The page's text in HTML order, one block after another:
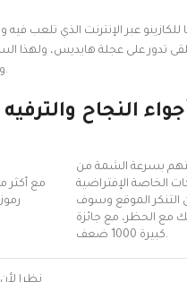
عبر الإنترنت الذي تلعب فيه
تدور على عجلة هايديس، ولهذا
والتصرف وفقا للإرشادات المقدمة.
النجاح والترفيه
مع أكثر
بسرعة الشمة من
الخاصة الإفتراضية
التنكر الموقع وسوف
مع الحظر، مع جائزة
كبيرة 1000 ضعف.